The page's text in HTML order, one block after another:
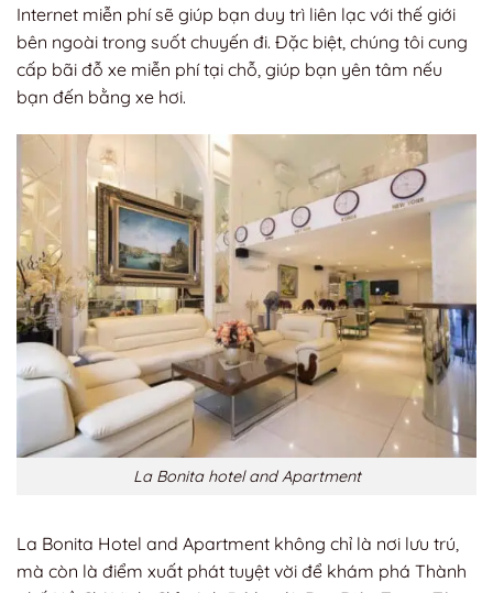
Internet miễn phí sẽ giúp bạn duy trì liên lạc với thế giới
bên ngoài trong suốt chuyến đi. Đặc biệt, chúng tôi cung
cấp bãi đỗ xe miễn phí tại chỗ, giúp bạn yên tâm nếu
bạn đến bằng xe hơi.
La Bonita hotel and Apartment
La Bonita Hotel and Apartment không chỉ là nơi lưu trú,
mà còn là điểm xuất phát tuyệt vời để khám phá Thành